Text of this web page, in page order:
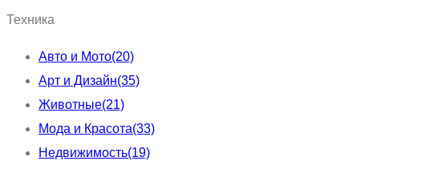
Техника
Авто и Мото(20)
Арт и Дизайн(35)
Животные(21)
Мода и Красота(33)
Недвижимость(19)